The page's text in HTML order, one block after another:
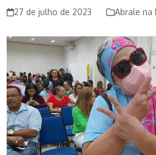
27 de julho de 2023 Abrale na